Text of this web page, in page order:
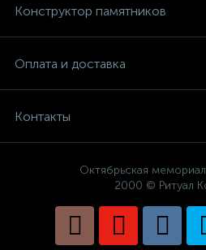
Конструктор памятников
Оплата и доставка
Контакты
Октябрьская
2000 © Ритуал